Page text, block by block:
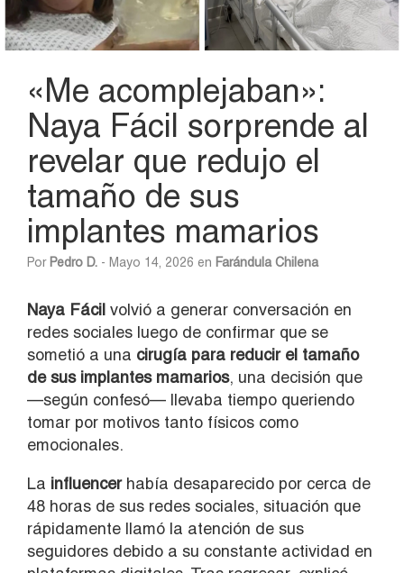
«Me acomplejaban»:
Naya Fácil sorprende al
revelar que redujo el
tamaño de sus
implantes mamarios
Por Pedro D. - Mayo 14, 2026 en Farándula Chilena
Naya Fácil volvió a generar conversación en
redes sociales luego de confirmar que se
sometió a una cirugía para reducir el tamaño
de sus implantes mamarios, una decisión que
—según confesó— llevaba tiempo queriendo
tomar por motivos tanto físicos como
emocionales.
La influencerhabía desaparecido por cerca de
48 horas de sus redes sociales, situación que
rápidamente llamó la atención de sus
seguidores debido a su constante actividad en